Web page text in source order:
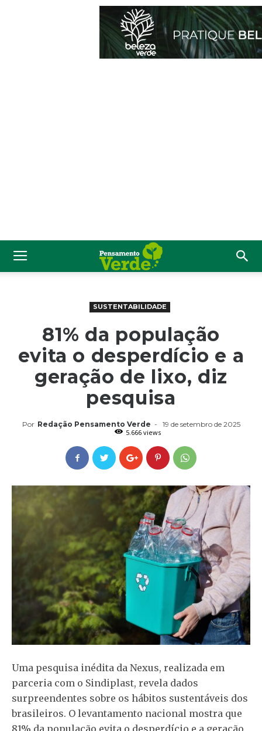
SUSTENTABILIDADE
81% da população
evita o desperdício e a
geração de lixo, diz
pesquisa
Por Redação Pensamento Verde -
19 de setembro de 2025
5.666 views
Uma pesquisa inédita da Nexus, realizada em
parceria com o Sindiplast, revela dados
surpreendentes sobre os hábitos sustentáveis dos
brasileiros. O levantamento nacional mostra que
81% da população evita o desperdício e a geração